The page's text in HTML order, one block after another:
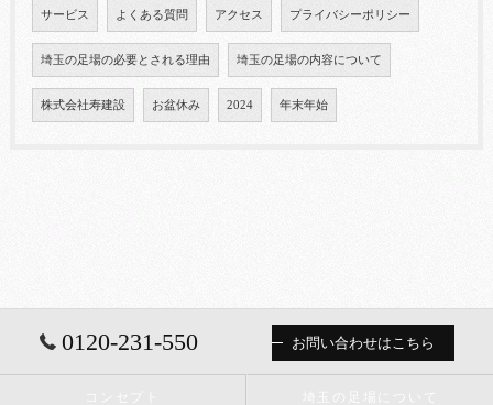
サービス よくある質問 アクセス プライバシーポリシー
埼玉の足場の必要とされる理由 埼玉の足場の内容について
株式会社寿建設 お盆休み 2024 年末年始
0120-231-550 お問い合わせはこちら